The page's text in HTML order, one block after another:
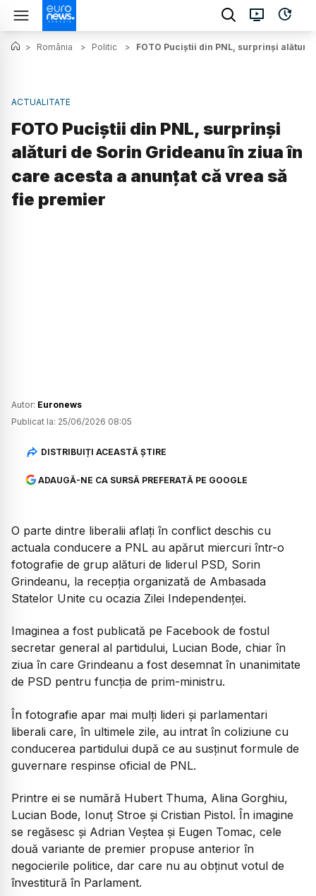
> România > Politic > FOTO Puciștii din PNL, surprinși
ACTUALITATE
FOTO Puciștii din PNL, surprinși
alături de Sorin Grideanu în ziua în
care acesta a anunțat că vrea să
fie premier
Autor: Euronews
Publicat la: 25/06/2026 08:05
DISTRIBUIȚI ACEASTĂ ȘTIRE
ADAUGĂ-NE CA SURSĂ PREFERATĂ PE GOOGLE
O parte dintre liberalii aflați în conflict deschis cu
actuala conducere a PNL au apărut miercuri într-o
fotografie de grup alături de liderul PSD, Sorin
Grindeanu, la recepția organizată de Ambasada
Statelor Unite cu ocazia Zilei Independenței.
Imaginea a fost publicată pe Facebook de fostul
secretar general al partidului, Lucian Bode, chiar în
ziua în care Grindeanu a fost desemnat în unanimitate
de PSD pentru funcția de prim-ministru.
În fotografie apar mai mulți lideri și parlamentari
liberali care, în ultimele zile, au intrat în coliziune cu
conducerea partidului după ce au susținut formule de
guvernare respinse oficial de PNL.
Printre ei se numără Hubert Thuma, Alina Gorghiu,
Lucian Bode, Ionuț Stroe și Cristian Pistol. În imagine
se regăsesc și Adrian Veștea și Eugen Tomac, cele
două variante de premier propuse anterior în
negocierile politice, dar care nu au obținut votul de
învestitură în Parlament.